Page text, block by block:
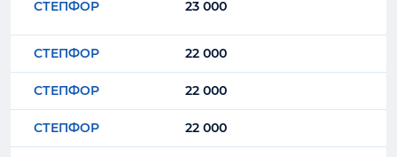
СТЕПФОР 23 000
СТЕПФОР 22 000
СТЕПФОР 22 000
СТЕПФОР 22 000